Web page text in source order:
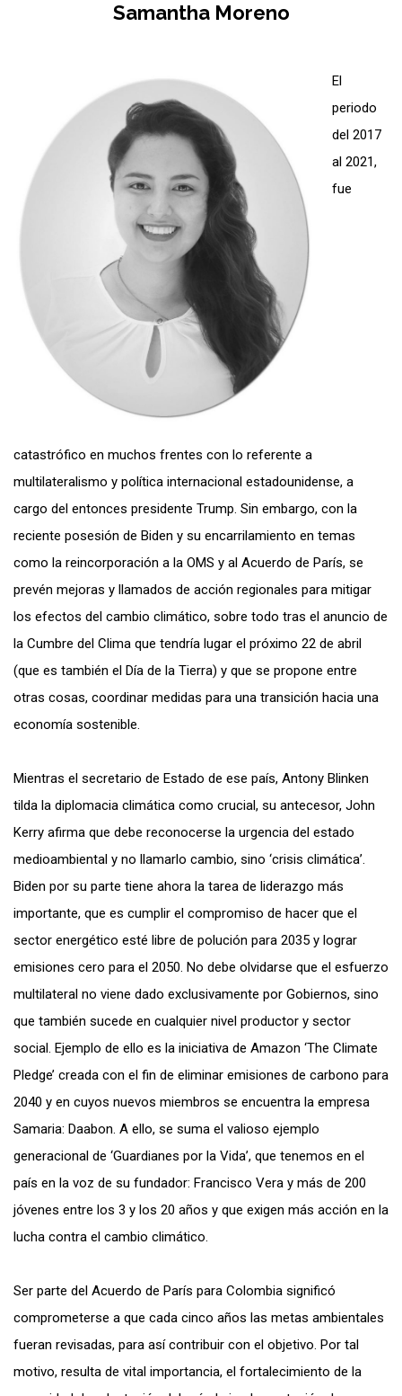
Samantha Moreno
El
periodo
del 2017
al 2021,
fue
catastrófico en muchos frentes con lo referente a
multilateralismo y política internacional estadounidense, a
cargo del entonces presidente Trump. Sin embargo, con la
reciente posesión de Biden y su encarrilamiento en temas
como la reincorporación a la OMS y al Acuerdo de París, se
prevén mejoras y llamados de acción regionales para mitigar
los efectos del cambio climático, sobre todo tras el anuncio de
la Cumbre del Clima que tendría lugar el próximo 22 de abril
(que es también el Día de la Tierra) y que se propone entre
otras cosas, coordinar medidas para una transición hacia una
economía sostenible.
Mientras el secretario de Estado de ese país, Antony Blinken
tilda la diplomacia climática como crucial, su antecesor, John
Kerry afirma que debe reconocerse la urgencia del estado
medioambiental y no llamarlo cambio, sino ‘crisis climática’.
Biden por su parte tiene ahora la tarea de liderazgo más
importante, que es cumplir el compromiso de hacer que el
sector energético esté libre de polución para 2035 y lograr
emisiones cero para el 2050. No debe olvidarse que el esfuerzo
multilateral no viene dado exclusivamente por Gobiernos, sino
que también sucede en cualquier nivel productor y sector
social. Ejemplo de ello es la iniciativa de Amazon ‘The Climate
Pledge’ creada con el fin de eliminar emisiones de carbono para
2040 y en cuyos nuevos miembros se encuentra la empresa
Samaria: Daabon. A ello, se suma el valioso ejemplo
generacional de ‘Guardianes por la Vida’, que tenemos en el
país en la voz de su fundador: Francisco Vera y más de 200
jóvenes entre los 3 y los 20 años y que exigen más acción en la
lucha contra el cambio climático.
Ser parte del Acuerdo de París para Colombia significó
comprometerse a que cada cinco años las metas ambientales
fueran revisadas, para así contribuir con el objetivo. Por tal
motivo, resulta de vital importancia, el fortalecimiento de la